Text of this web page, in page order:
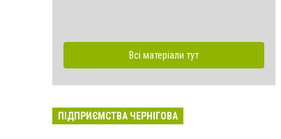
Всі матеріали тут
ПІДПРИЄМСТВА ЧЕРНІГОВА